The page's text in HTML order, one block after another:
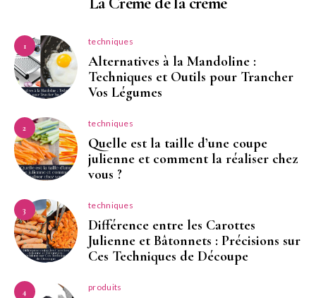
1 techniques
Alternatives à la Mandoline :
Techniques et Outils pour Trancher
Vos Légumes
2 techniques
Quelle est la taille d’une coupe
julienne et comment la réaliser chez
vous ?
3 techniques
Différence entre les Carottes
Julienne et Bâtonnets : Précisions sur
Ces Techniques de Découpe
4 produits